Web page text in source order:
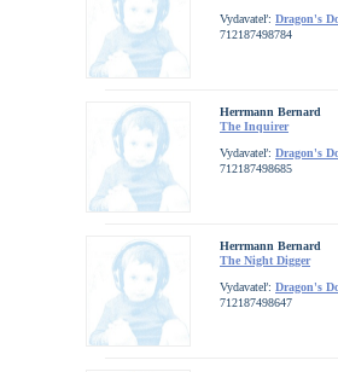
Vydavateľ: Dragon's
712187498784
Herrmann Bernard
The Inquirer
Vydavateľ: Dragon's
712187498685
Herrmann Bernard
The Night Digger
Vydavateľ: Dragon's
712187498647